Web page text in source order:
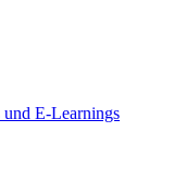
E-Learnings